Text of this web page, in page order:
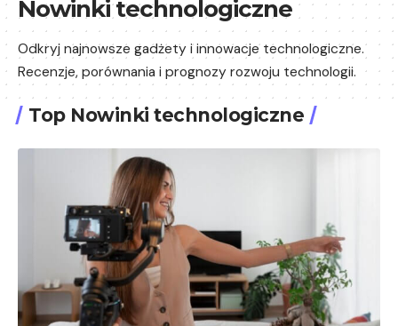
Nowinki technologiczne
Odkryj najnowsze gadżety i innowacje technologiczne.
Recenzje, porównania i prognozy rozwoju technologii.
Top Nowinki technologiczne